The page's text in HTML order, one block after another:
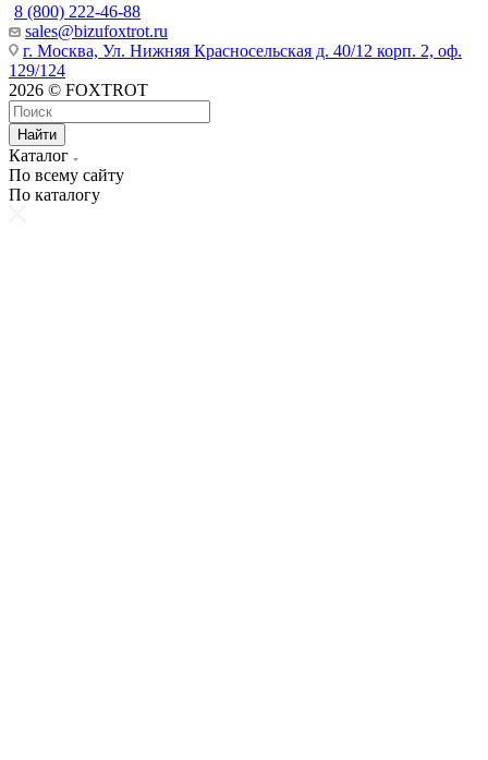
8 (800) 222-46-88
sales@bizufoxtrot.ru
г. Москва, Ул. Нижняя Красносельская д. 40/12 корп. 2, оф.
129/124
2026 © FOXTROT
Найти
Каталог
По всему сайту
По каталогу